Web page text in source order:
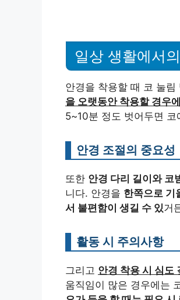
일상 생활에서
안경을 착용할 때 코 눌
을 오랫동안 착용할 경우
5~10분 정도 벗어두면
안경 조절의 중요성
또한 안경 다리 길이와 코
니다. 안경을 한쪽으로 기
서 불편함이 생길 수 있거
활동 시 주의사항
그리고 안경 착용 시 심도
움직임이 많은 경우에는